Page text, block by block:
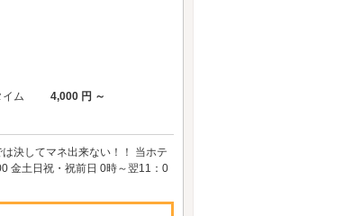
ム
4,000 円 ～
決してマネ出来ない！！ 当ホテ
金土日祝・祝前日 0時～翌11：0